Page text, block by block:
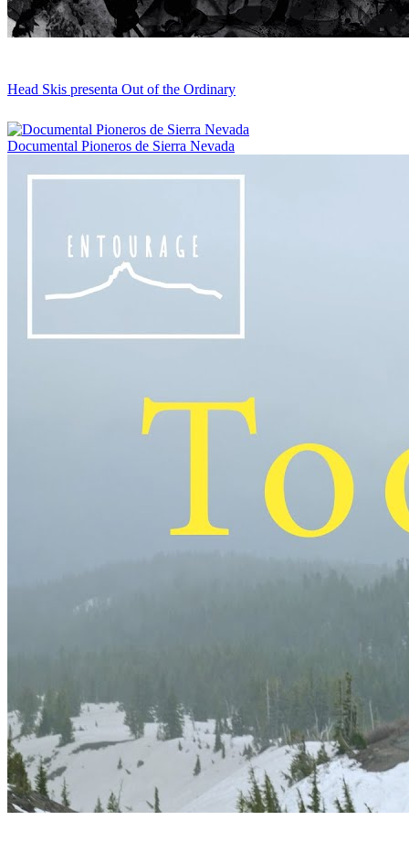
Head Skis presenta Out of the Ordinary
Documental Pioneros de Sierra Nevada